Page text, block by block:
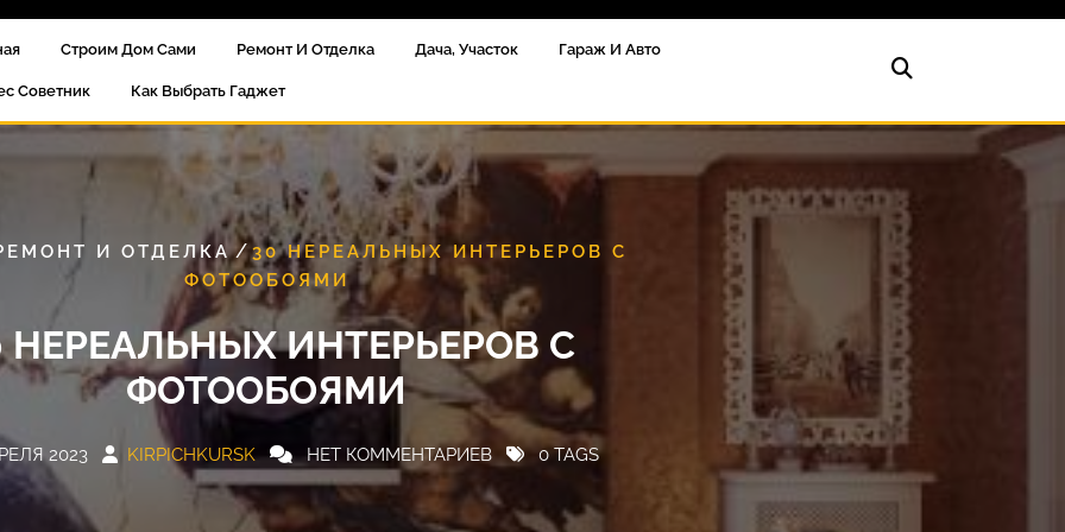
Строим Дом Сами Ремонт И Отделка Дача, Участок Гараж И Авто
Советник Как Выбрать Гаджет
И ОТДЕЛКА/30 НЕРЕАЛЬНЫХ ИНТЕРЬЕРОВ С
ФОТООБОЯМИ
НЕРЕАЛЬНЫХ ИНТЕРЬЕРОВ С
ФОТООБОЯМИ
2023 KIRPICHKURSK НЕТ КОММЕНТАРИЕВ 0 TAGS